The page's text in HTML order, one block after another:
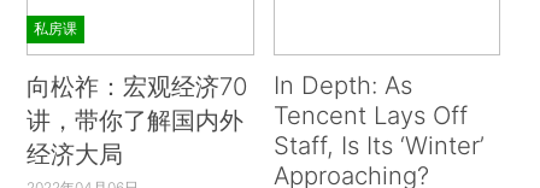
私房课
向松祚：宏观经济70
讲，带你了解国内外
经济大局
In Depth: As
Tencent Lays Off
Staff, Is Its ‘Winter’
Approaching?